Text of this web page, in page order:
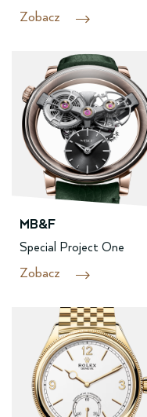
Zobacz
MB&F
Special Project One
Zobacz